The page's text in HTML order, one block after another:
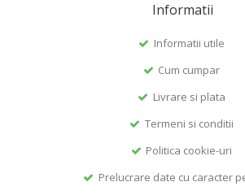
Informatii
Informatii utile
Cum cumpar
Livrare si plata
Termeni si conditii
Politica cookie-uri
Prelucrare date cu caracter